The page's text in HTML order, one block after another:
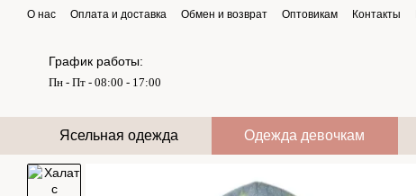
Перейти к основному контенту
О нас Оплата и доставка Обмен и возврат Оптовикам Контакты
График работы:
Пн - Пт - 08:00 - 17:00
Ясельная одежда Одежда девочкам